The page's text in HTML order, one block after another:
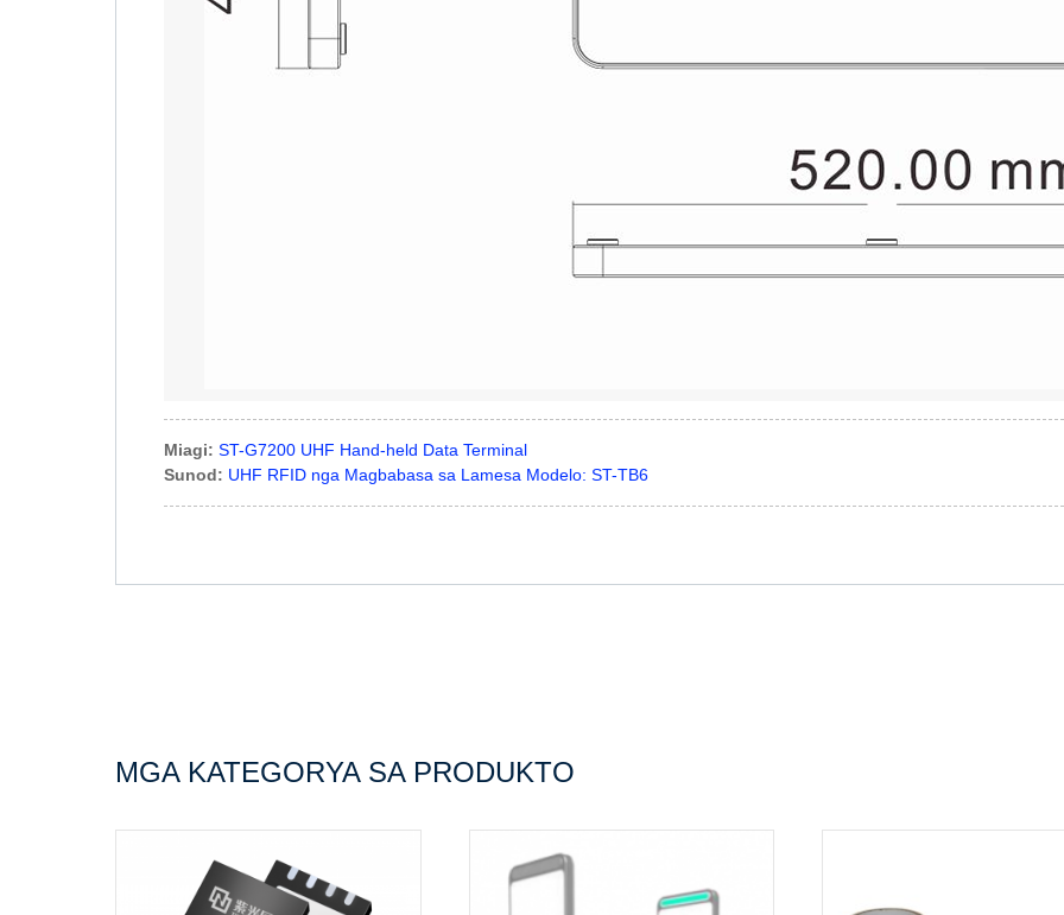
Miagi: ST-G7200 UHF Hand-held Data Terminal
Sunod: UHF RFID nga Magbabasa sa Lamesa Modelo: ST-TB6
MGA KATEGORYA SA PRODUKTO